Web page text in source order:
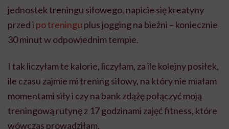
jednostek treningu siłowego, napicie się kreatyny
przed i po treningu plus jogging na bieżni – koniecznie
30 minut w odpowiednim tempie.
I tak liczyłam te kalorie, liczyłam, za ile kolejny posiłek,
ile czasu zajmie mi trening siłowy, na który nie miałam
momentami siły i czy na bank zdążę połączyć moją
treningową rutynę z 17 godzinami zajęć fitness, które
wówczas prowadziłam.